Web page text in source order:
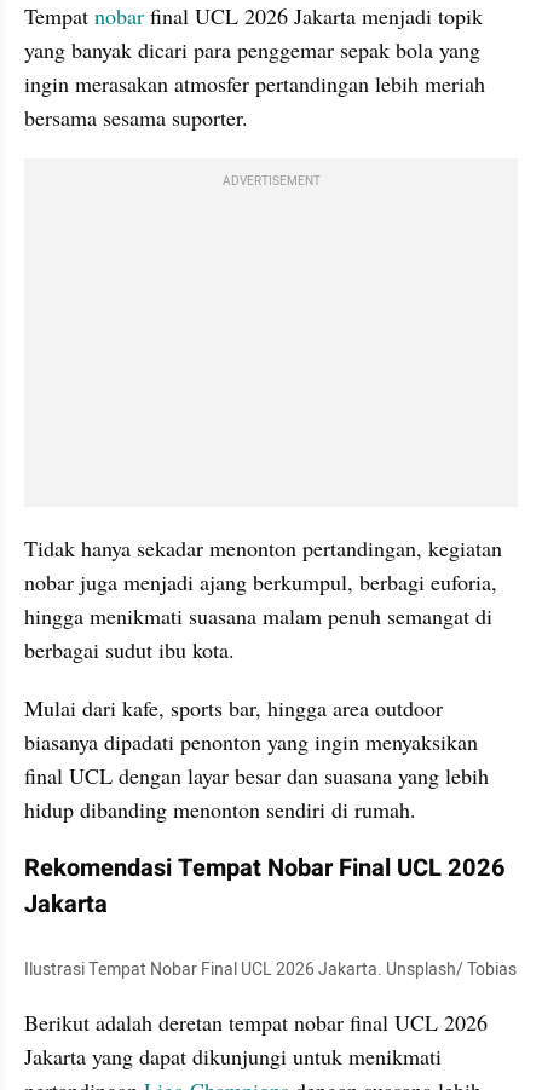
Tempat nobar final UCL 2026 Jakarta menjadi topik
yang banyak dicari para penggemar sepak bola yang
ingin merasakan atmosfer pertandingan lebih meriah
bersama sesama suporter.
ADVERTISEMENT
Tidak hanya sekadar menonton pertandingan, kegiatan
nobar juga menjadi ajang berkumpul, berbagi euforia,
hingga menikmati suasana malam penuh semangat di
berbagai sudut ibu kota.
Mulai dari kafe, sports bar, hingga area outdoor
biasanya dipadati penonton yang ingin menyaksikan
final UCL dengan layar besar dan suasana yang lebih
hidup dibanding menonton sendiri di rumah.
Rekomendasi Tempat Nobar Final UCL 2026
Jakarta
Ilustrasi Tempat Nobar Final UCL 2026 Jakarta. Unsplash/ Tobias
Berikut adalah deretan tempat nobar final UCL 2026
Jakarta yang dapat dikunjungi untuk menikmati